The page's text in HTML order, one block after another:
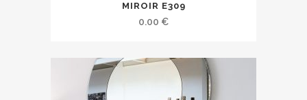
MIROIR E309
0.00 €